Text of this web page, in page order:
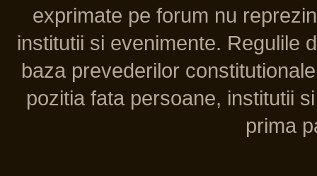
exprimate pe forum nu
institutii si evenimente. Regulile
baza prevederilor
pozitia fata persoane, institutii
prima